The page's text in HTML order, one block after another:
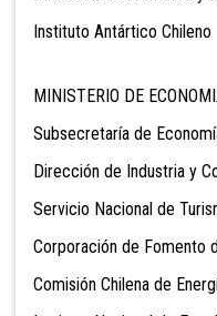
Instituto Antártico Chileno
MINISTERIO DE
Subsecretaría de
Dirección de Industria y
Servicio Nacional de
Corporación de Fomento
Comisión Chilena de